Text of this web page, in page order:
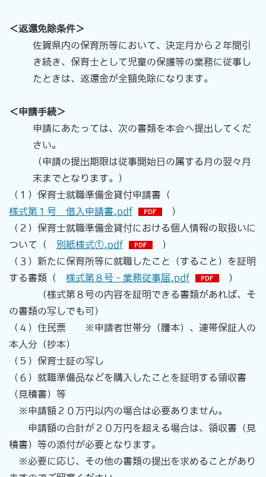
＜返還免除条件＞
佐賀県内の保育所等において、決定月から２年間引
き続き、保育士として児童の保護等の業務に従事し
たときは、 返還金が全額免除になります。
＜申請手続＞
申請にあたっては、次の書類を本会へ提出してくだ
さい。
（申請の提出期限は従事開始日の属する月の翌々月
末までとなります。）
（１） 保育士就職準備金貸付申請書（
様式第１号 借入申請書.pdf
）
（２）保育士就職準備金貸付における個人情報の取扱いに
ついて（ 別紙様式①.pdf
）
（３）新たに保育所等に就職したこと（すること）を証明
する書類（ 様式第８号‐業務従事届.pdf
）
（様式第８号の内容を証明できる書類があれば、そ
の書類の写しでも可）
（４）住民票 ※申請者世帯分（謄本）、連帯保証人の
本人分（抄本）
（５）保育士証の写し
（６）就職準備品などを購入したことを証明する領収書
（見積書）等
※申請額２０万円以内の場合は必要ありません。
申請額の合計が２０万円を超える場合は、 領収書（見
積書）等の添付が必要となります。
※必要に応じ、その他の書類の提出を求めることがあり